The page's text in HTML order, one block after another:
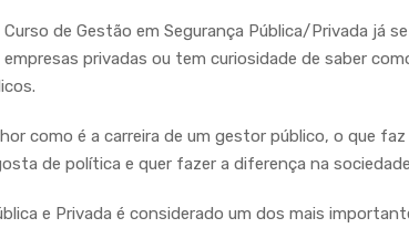
de Gestão em Segurança Pública/Privada já
privadas ou tem curiosidade de saber
como é a carreira de um gestor público, o que
de política e quer fazer a diferença na
e Privada é considerado um dos mais